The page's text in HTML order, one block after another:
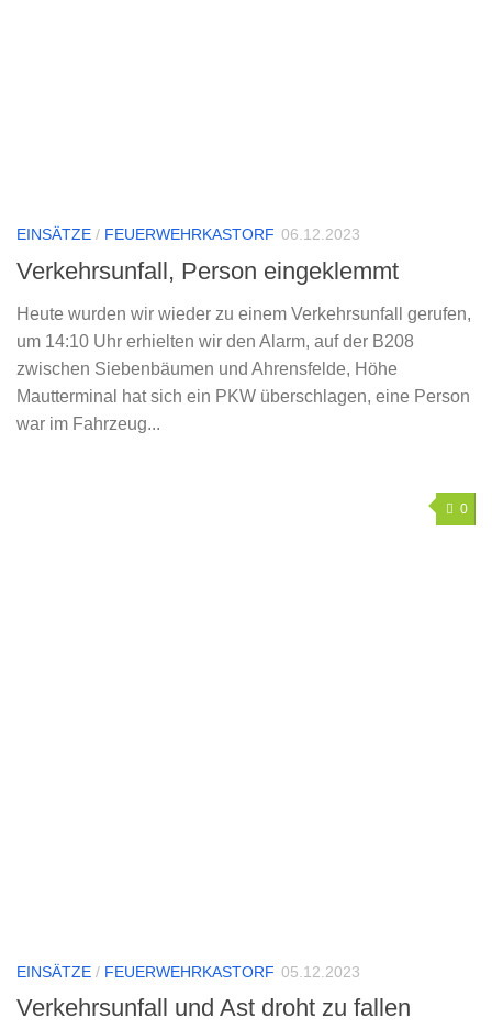
EINSÄTZE / FEUERWEHRKASTORF 06.12.2023
Verkehrsunfall, Person eingeklemmt
Heute wurden wir wieder zu einem Verkehrsunfall gerufen,
um 14:10 Uhr erhielten wir den Alarm, auf der B208
zwischen Siebenbäumen und Ahrensfelde, Höhe
Mautterminal hat sich ein PKW überschlagen, eine Person
war im Fahrzeug...
0
EINSÄTZE / FEUERWEHRKASTORF 05.12.2023
Verkehrsunfall und Ast droht zu fallen